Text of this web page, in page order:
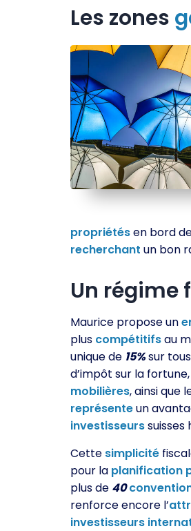
Les zones
propriétésen bord
recherchant un bon
Un régime
Maurice propose un
plus compétitifsau
unique de 15%sur
d’impôt sur la
mobilières, ainsi que
représenteun
investisseurssuisses
Cette simplicité
pour la planification
plus de 40
renforce encore l’
investisseurs